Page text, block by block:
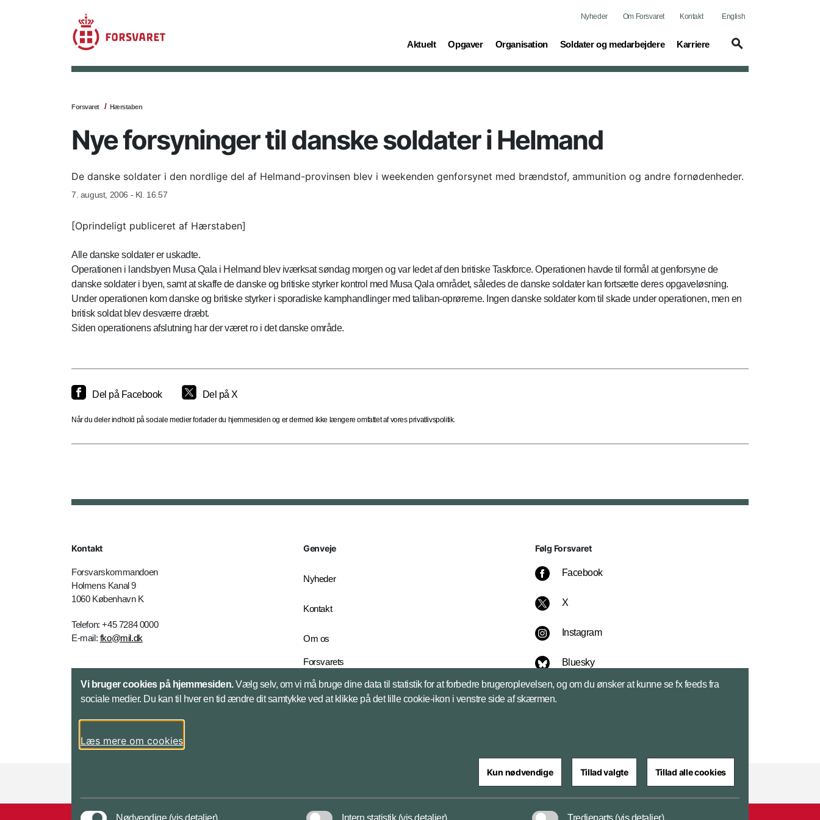
Nyheder Om Forsvaret Kontakt English
Aktuelt
(current) Opgaver
(current) Organisation
(current) Soldater og medarbejdere
(current) Karriere
(current)
Forsvaret Hærstaben
Nye forsyninger til danske soldater i Helmand
De danske soldater i den nordlige del af Helmand-provinsen blev i weekenden genforsynet med brændstof, ammunition og andre fornødenheder.
7. august, 2006 - Kl. 16.57
[Oprindeligt publiceret af Hærstaben]
Alle danske soldater er uskadte.
Operationen i landsbyen Musa Qala i Helmand blev iværksat søndag morgen og var ledet af den britiske Taskforce. Operationen havde til formål at genforsyne de
danske soldater i byen, samt at skaffe de danske og britiske styrker kontrol med Musa Qala området, således de danske soldater kan fortsætte deres opgaveløsning.
Under operationen kom danske og britiske styrker i sporadiske kamphandlinger med taliban-oprørerne. Ingen danske soldater kom til skade under operationen, men en
britisk soldat blev desværre dræbt.
Siden operationens afslutning har der været ro i det danske område.
Del på Facebook Del på X
Når du deler indhold på sociale medier forlader du hjemmesiden og er dermed ikke længere omfattet af vores privatlivspolitik.
Kontakt
Forsvarskommandoen
Holmens Kanal 9
1060 København K
Telefon: +45 7284 0000
E-mail: fko@mil.dk
Kontakt
Genveje
Nyheder
Kontakt
Om os
Forsvarets
English Edition
Følg Forsvaret
Facebook
X
Instagram
Bluesky
LinkedIn
Vi bruger cookies på hjemmesiden.Vælg selv, om vi må bruge dine data til statistik for at forbedre brugeroplevelsen, og om du ønsker at kunne se fx feeds fra
sociale medier. Du kan til hver en tid ændre dit samtykke ved at klikke på det lille cookie-ikon i venstre side af skærmen.
Læs mere om cookies
Kun nødvendige Tillad valgte Tillad alle cookies
Nødvendige (vis detaljer) Intern statistik (vis detaljer) Tredjeparts (vis detaljer)